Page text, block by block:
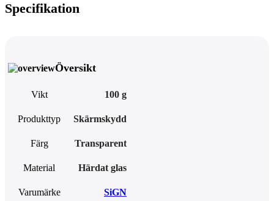
Specifikation
Översikt
Vikt 100 g
Produkttyp Skärmskydd
Färg Transparent
Material Härdat glas
Varumärke SiGN